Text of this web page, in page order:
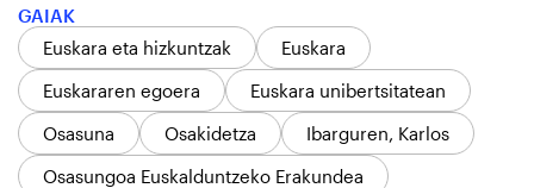
GAIAK
Euskara eta hizkuntzak
Euskara
Euskararen egoera
Euskara unibertsitatean
Osasuna
Osakidetza
Ibarguren, Karlos
Osasungoa Euskalduntzeko Erakundea